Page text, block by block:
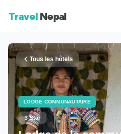
Travel Nepal
Tous les hôtels
LODGE COMMUNAUTAIRE
3-Star